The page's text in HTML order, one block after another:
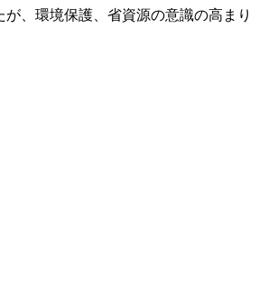
、環境保護、省資源の意識の高まり